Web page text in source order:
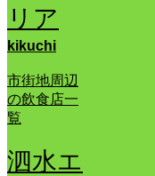
リア
kikuchi
市街地周辺
の飲食店一
覧
泗水エ